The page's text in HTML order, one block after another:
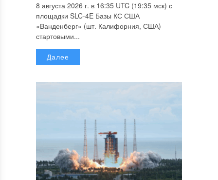
8 августа 2026 г. в 16:35 UTC (19:35 мск) с
площадки SLC-4E Базы КС США
«Ванденберг» (шт. Калифорния, США)
стартовыми...
Далее